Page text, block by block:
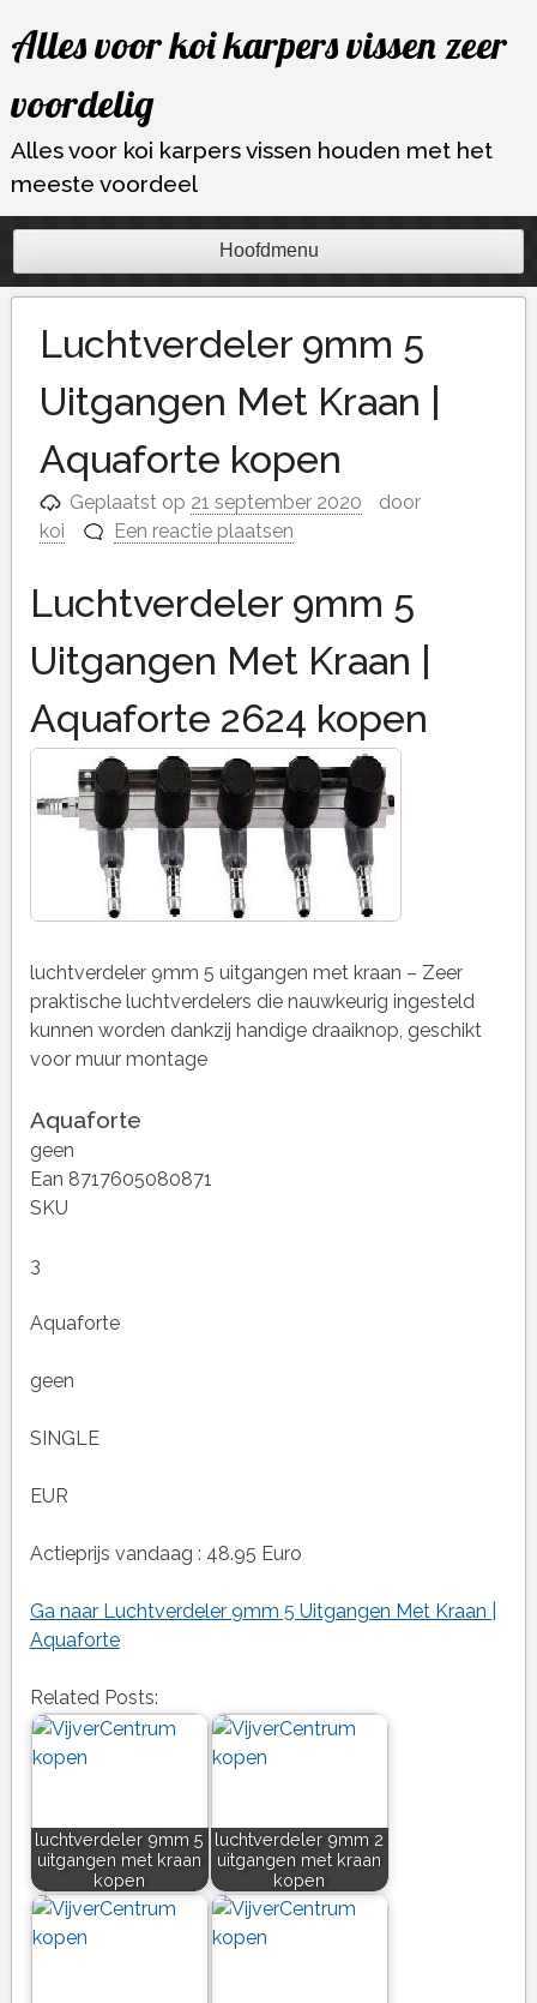
naar
inhoud
Alles voor koi karpers vissen zeer
voordelig
Alles voor koi karpers vissen houden met het
meeste voordeel
Hoofdmenu
Luchtverdeler 9mm 5
Uitgangen Met Kraan |
Aquaforte kopen
Geplaatst op 21 september 2020
door
koi
Een reactie plaatsen
Luchtverdeler 9mm 5
Uitgangen Met Kraan |
Aquaforte 2624 kopen
luchtverdeler 9mm 5 uitgangen met kraan – Zeer
praktische luchtverdelers die nauwkeurig ingesteld
kunnen worden dankzij handige draaiknop, geschikt
voor muur montage
Aquaforte
geen
Ean 8717605080871
SKU
3
Aquaforte
geen
SINGLE
EUR
Actieprijs vandaag : 48.95 Euro
Ga naar Luchtverdeler 9mm 5 Uitgangen Met Kraan |
Aquaforte
Related Posts:
luchtverdeler 9mm 5
uitgangen met kraan
kopen
luchtverdeler 9mm 2
uitgangen met kraan
kopen